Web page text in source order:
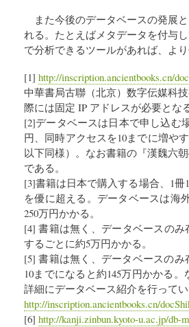
また今後のデータベースの発展
れる。たとえばメタデータを付与
で分析できるツールがあれば、よ
[1] http://inscription.ancientbooks.cn/
中華書局古聯（北京）数字伝媒科
際には固定 IP アドレスが必要となる
[2]データベースは日本で申し込む
円、同時アクセスを10までに増や
以下同様）。なお書籍の『漢魏六
である。
[3]書籍は日本で購入する場合、1
を優に超える。データベースは海
250万円かかる。
[4] 書籍は無く、データベースの
するごとに約5万円かかる。
[5] 書籍は無く、データベースの
10までになると約145万円かかる
詳細にデータベース紹介を行ってい
http://inscription.ancientbooks.cn/
[6] http://kanji.zinbun.kyoto-u.ac.jp/db-